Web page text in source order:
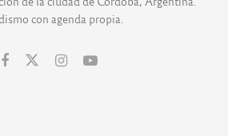
con agenda propia.